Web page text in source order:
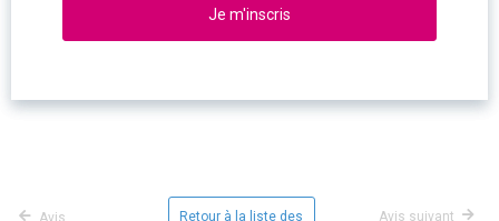
Je m'inscris
Retour à la liste des
Avis suivant